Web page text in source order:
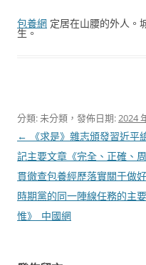
包養網 定居在山腰的外人。
生。
分類: 未分類，發佈日期:2024
文
章
導
覽
←
《求是》雜志頒發習近平
記主要文章《完全、正確、
貫徹查包養經歷落實關于做
時期黨的同一陣線任務的主
惟》_中國網